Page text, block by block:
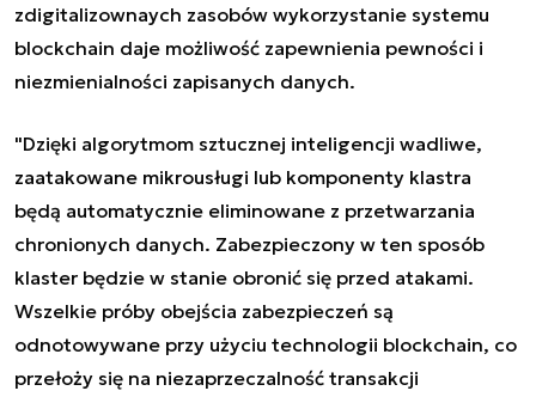
zdigitalizownaych zasobów wykorzystanie systemu
blockchain daje możliwość zapewnienia pewności i
niezmienialności zapisanych danych.
"Dzięki algorytmom sztucznej inteligencji wadliwe,
zaatakowane mikrousługi lub komponenty klastra
będą automatycznie eliminowane z przetwarzania
chronionych danych. Zabezpieczony w ten sposób
klaster będzie w stanie obronić się przed atakami.
Wszelkie próby obejścia zabezpieczeń są
odnotowywane przy użyciu technologii blockchain, co
przełoży się na niezaprzeczalność transakcji